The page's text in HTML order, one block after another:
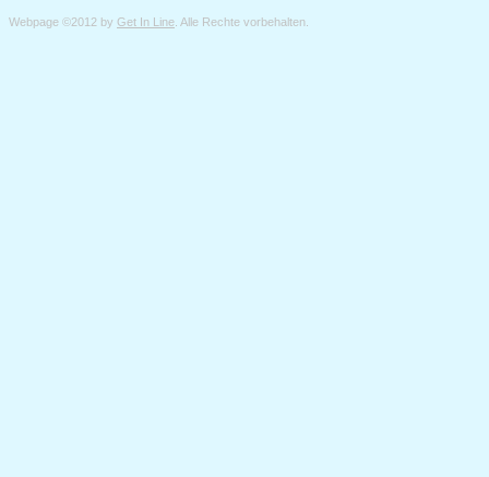
Webpage ©2012 by Get In Line . Alle Rechte vorbehalten.